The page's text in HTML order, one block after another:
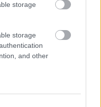
storage
storage
and other
σήμερα –
διαγωνισμοί